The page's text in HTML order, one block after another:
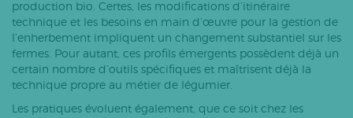
production bio. Certes, les modifications d’itinéraire
technique et les besoins en main d’œuvre pour la gestion de
l’enherbement impliquent un changement substantiel sur les
fermes. Pour autant, ces profils émergents possèdent déjà un
certain nombre d’outils spécifiques et maîtrisent déjà la
technique propre au métier de légumier.
Les pratiques évoluent également, que ce soit chez les